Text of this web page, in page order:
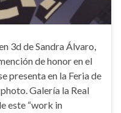
3d de Sandra Álvaro,
de honor en el
presenta en la Feria de
Galería la Real
este “work in